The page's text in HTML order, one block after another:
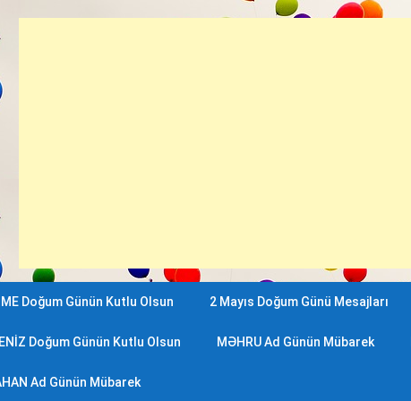
Doğum Günün Kutlu Olsun 2 Mayıs Doğum Günü Mesajları
Doğum Günün Kutlu Olsun MƏHRU Ad Günün Mübarek
Ad Günün Mübarek